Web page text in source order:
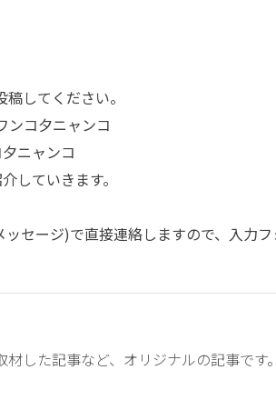
してください。
ンコ夕ニャンコ
ニャンコ
していきます。
セージ)で直接連絡しますので、入力
した記事など、オリジナルの記事です。